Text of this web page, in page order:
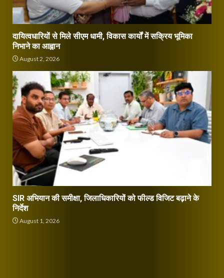
दायित्वधारियों से मिले सीएम धामी, विकास कार्यों में सक्रिय भूमिका
निभाने का आह्वान
August 2, 2026
SIR अभियान की समीक्षा, जिलाधिकारियों को फील्ड विजिट बढ़ाने के
निर्देश
August 1, 2026